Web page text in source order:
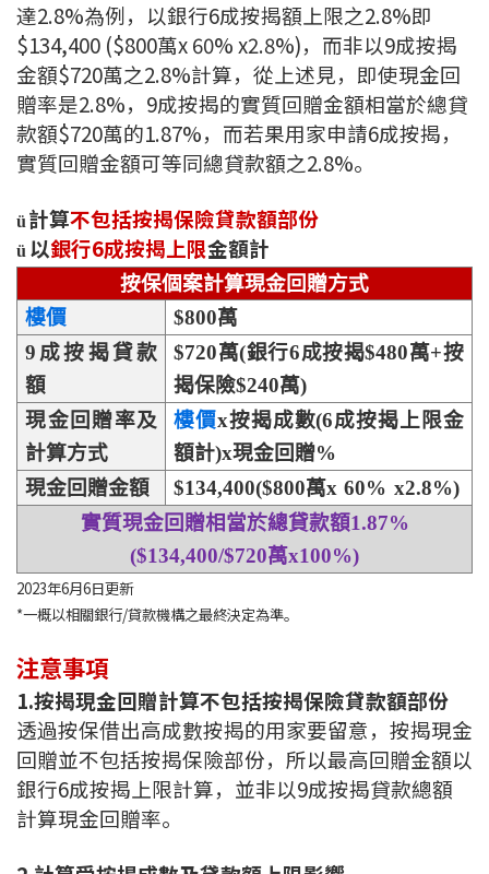
聯絡我們
聯絡方法
網上申請按揭轉介
條款及細則
私隱政策
本網頁所提供資料僅作參考用途。
若因錯漏而引致任何不便或損失，中原按揭概不負責。
本網站採用無障礙網頁設計，如有任何問題，可查詢：
2889 2886 / cmb@mail.centanet.com
中原地產 | 網上搵樓
中原工商舖
© 2026 中原按揭經紀有限公司 Centaline Mortgage Broker Limited 版權所有
條款及細則
| 私隱政策聲明
達2.8%為例，以銀行6成按揭額上限之2.8%即
$134,400 ($800萬x 60% x2.8%)，而非以9成按揭
金額$720萬之2.8%計算，從上述見，即使現金回
贈率是2.8%，9成按揭的實質回贈金額相當於總貸
款額$720萬的1.87%，而若果用家申請6成按揭，
實質回贈金額可等同總貸款額之2.8%。
ü 計算不包括按揭保險貸款額部份
ü 以銀行6成按揭上限金額計
按保個案計算現金回贈方式
樓價
$800萬
9 成按揭貸款
額
$720萬(銀行6成按揭$480萬+按
揭保險$240萬)
現金回贈率及
計算方式
樓價x按揭成數(6成按揭上限金
額計)x現金回贈%
現金回贈金額 $134,400($800萬x 60% x2.8%)
實質現金回贈相當於總貸款額1.87%
($134,400/$720萬x100%)
2023年6月6日更新
*一概以相關銀行/貸款機構之最終決定為準。
注意事項
1.按揭現金回贈計算不包括按揭保險貸款額部份
透過按保借出高成數按揭的用家要留意，按揭現金
回贈並不包括按揭保險部份，所以最高回贈金額以
銀行6成按揭上限計算，並非以9成按揭貸款總額
計算現金回贈率。